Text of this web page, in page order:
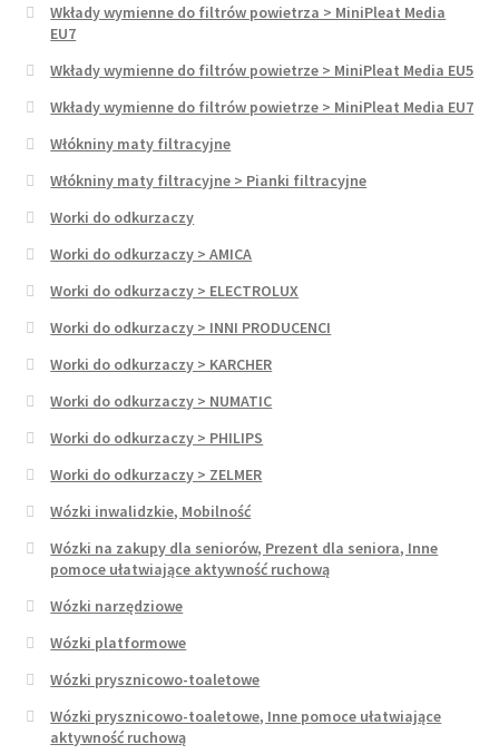
Wkłady wymienne do filtrów powietrza > MiniPleat Media
EU7
Wkłady wymienne do filtrów powietrze > MiniPleat Media EU5
Wkłady wymienne do filtrów powietrze > MiniPleat Media EU7
Włókniny maty filtracyjne
Włókniny maty filtracyjne > Pianki filtracyjne
Worki do odkurzaczy
Worki do odkurzaczy > AMICA
Worki do odkurzaczy > ELECTROLUX
Worki do odkurzaczy > INNI PRODUCENCI
Worki do odkurzaczy > KARCHER
Worki do odkurzaczy > NUMATIC
Worki do odkurzaczy > PHILIPS
Worki do odkurzaczy > ZELMER
Wózki inwalidzkie, Mobilność
Wózki na zakupy dla seniorów, Prezent dla seniora, Inne
pomoce ułatwiające aktywność ruchową
Wózki narzędziowe
Wózki platformowe
Wózki prysznicowo-toaletowe
Wózki prysznicowo-toaletowe, Inne pomoce ułatwiające
aktywność ruchową